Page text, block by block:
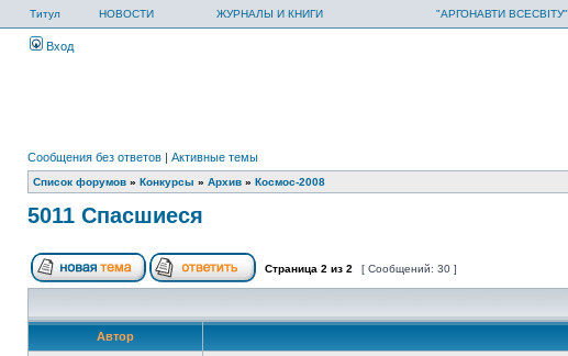
Титул НОВОСТИ ЖУРНАЛЫ И КНИГИ "АРГОНАВТИ ВСЕСВІТУ"
Вход
Сообщения без ответов | Активные темы
Список форумов » Конкурсы » Архив » Космос-2008
5011 Спасшиеся
Страница 2 из 2 [ Сообщений: 30 ]
Автор